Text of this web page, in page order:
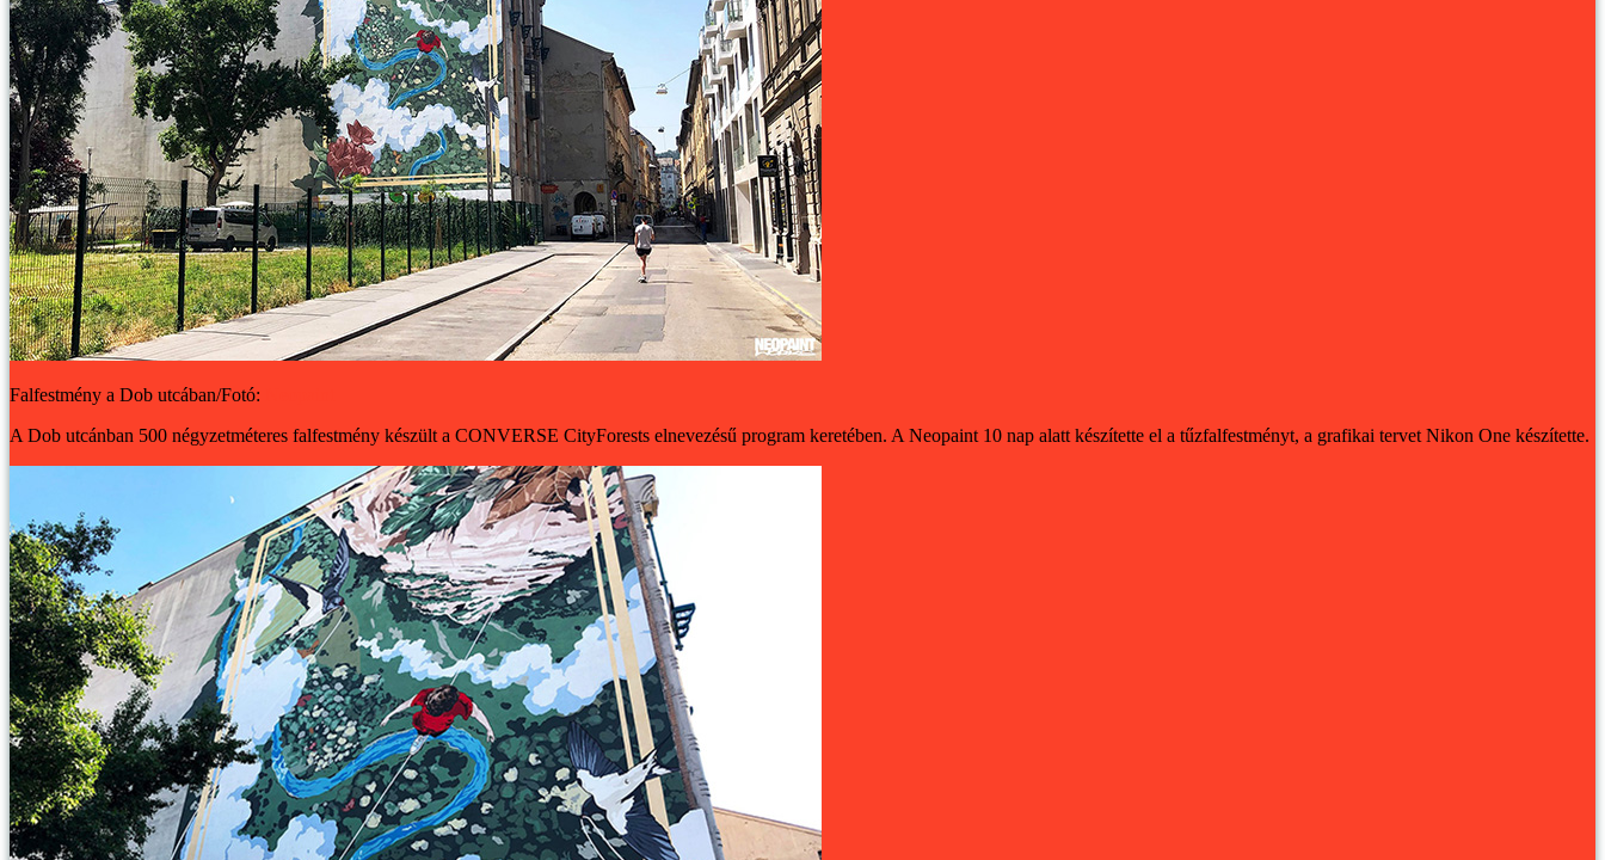
Falfestmény a Dob utcában/Fotó:
A Dob utcánban 500 négyzetméteres falfestmény készült a CONVERSE CityForests elnevezésű program keretében. A Neopaint 10 nap alatt készítette el a tűzfalfestményt, a grafikai tervet Nikon One készítette.